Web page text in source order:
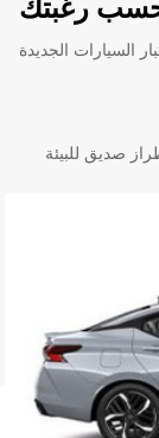
حسب رغبتك
السيارات الجديدة
صديق للبيئة